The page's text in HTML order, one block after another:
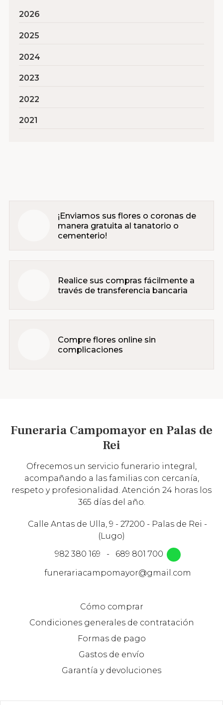
2026
2025
2024
2023
2022
2021
¡Enviamos sus flores o coronas de
manera gratuita al tanatorio o
cementerio!
Realice sus compras fácilmente a
través de transferencia bancaria
Compre flores online sin
complicaciones
Funeraria Campomayor en Palas de
Rei
Ofrecemos un servicio funerario integral,
acompañando a las familias con cercanía,
respeto y profesionalidad. Atención 24 horas los
365 días del año.
Calle Antas de Ulla, 9 - 27200 - Palas de Rei -
(Lugo)
982 380 169
-
689 801 700
funerariacampomayor@gmail.com
Cómo comprar
Condiciones generales de contratación
Formas de pago
Gastos de envío
Garantía y devoluciones